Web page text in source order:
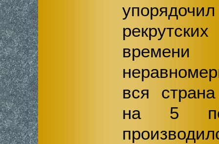
времени
вся
на 5